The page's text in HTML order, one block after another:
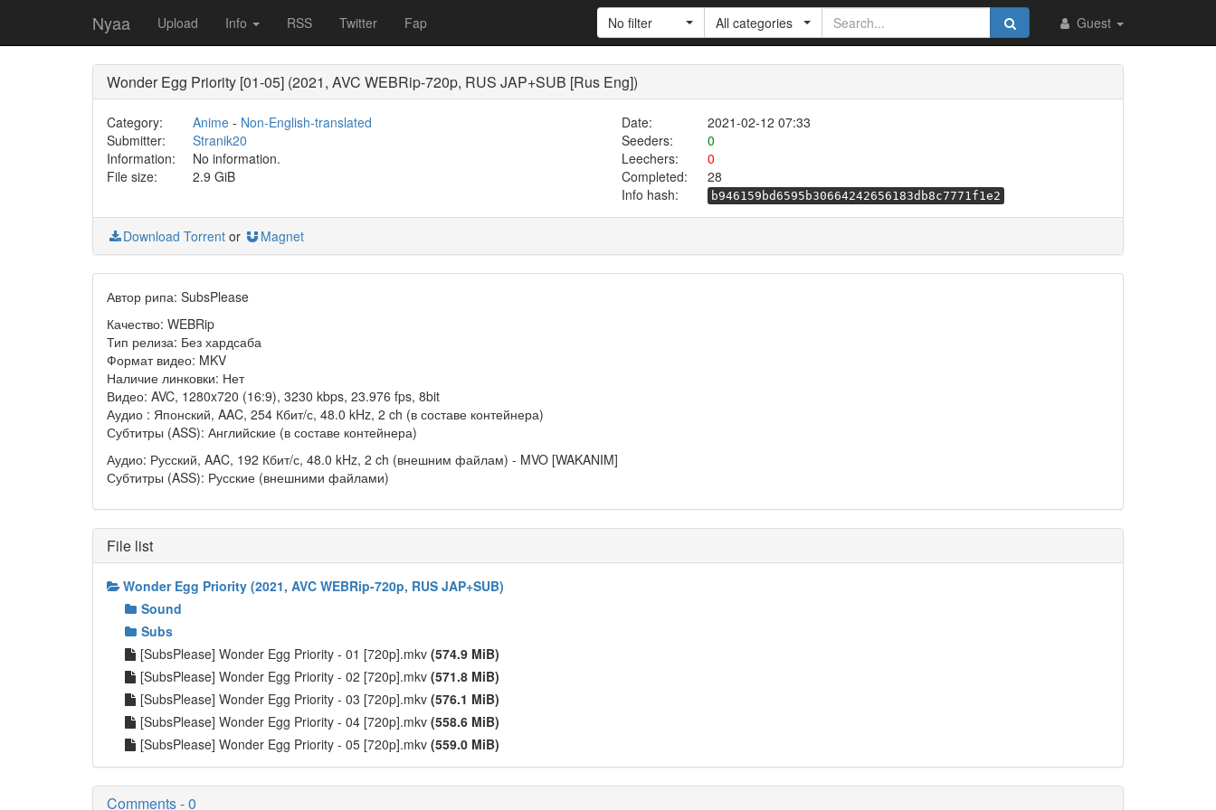
Nyaa Upload Info RSS Twitter Fap Guest
No filter All categories
Wonder Egg Priority [01-05] (2021, AVC WEBRip-720p, RUS JAP+SUB [Rus Eng])
Category: Anime- Non-English-translated Date:
2021-02-12 07:33
Submitter:
Stranik20 Seeders:
0
Information:
No information. Leechers:
0
File size:
2.9 GiB Completed:
28
Info hash:
b946159bd6595b30664242656183db8c7771f1e2
Download Torrent or Magnet
Автор рипа: SubsPlease
Качество: WEBRip
Тип релиза: Без хардсаба
Формат видео: MKV
Наличие линковки: Нет
Видео: AVC, 1280x720 (16:9), 3230 kbps, 23.976 fps, 8bit
Аудио : Японский, AAC, 254 Кбит/с, 48.0 kHz, 2 ch (в составе контейнера)
Субтитры (ASS): Английские (в составе контейнера)
Аудио: Русский, AAC, 192 Кбит/с, 48.0 kHz, 2 ch (внешним файлам) - MVO [WAKANIM]
Субтитры (ASS): Русские (внешними файлами)
File list
Wonder Egg Priority (2021, AVC WEBRip-720p, RUS JAP+SUB)
Sound
Subs
[SubsPlease] Wonder Egg Priority - 01 [720p].mkv (574.9 MiB)
[SubsPlease] Wonder Egg Priority - 02 [720p].mkv (571.8 MiB)
[SubsPlease] Wonder Egg Priority - 03 [720p].mkv (576.1 MiB)
[SubsPlease] Wonder Egg Priority - 04 [720p].mkv (558.6 MiB)
[SubsPlease] Wonder Egg Priority - 05 [720p].mkv (559.0 MiB)
Comments - 0